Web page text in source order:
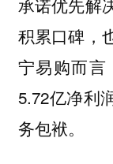
承诺优先解
积累口碑，
宁易购而言
5.72亿净利
务包袱。